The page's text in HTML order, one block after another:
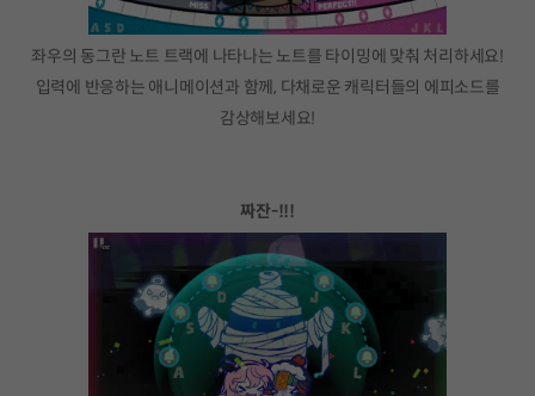
좌우의 동그란 노트 트랙에 나타나는 노트를 타이밍에 맞춰 처리하세요!
입력에 반응하는 애니메이션과 함께, 다채로운 캐릭터들의 에피소드를
감상해보세요!
짜잔-!!!